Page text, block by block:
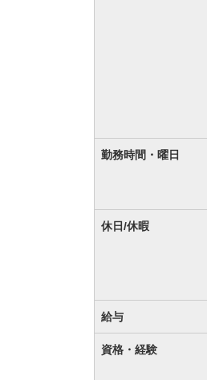
勤務時間・曜日
休日/休暇
給与
資格・経験